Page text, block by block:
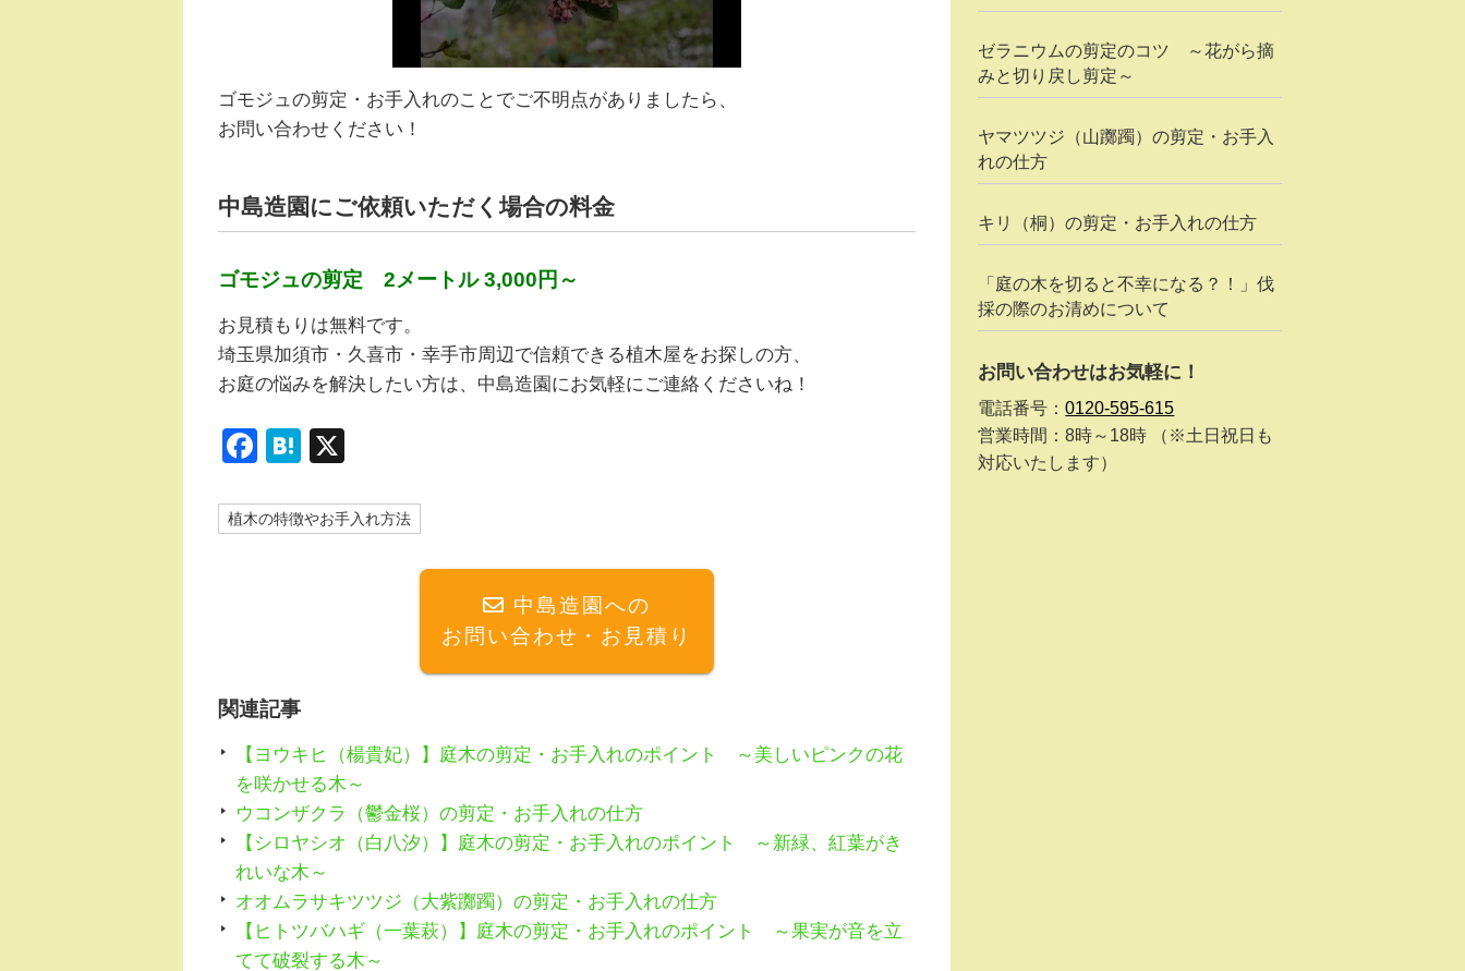
ゴモジュの剪定・お手入れのことでご不明点がありましたら、
お問い合わせください！
中島造園にご依頼いただく場合の料金
ゴモジュの剪定 2メートル 3,000円～
お見積もりは無料です。
埼玉県加須市・久喜市・幸手市周辺で信頼できる植木屋をお探しの方、
お庭の悩みを解決したい方は、中島造園にお気軽にご連絡くださいね！
F
c
k
H
e
植木の特徴やお手入れ方法
中島造園への
お問い合わせ・お見積り
関連記事
【ヨウキヒ（楊貴妃）】庭木の剪定・お手入れのポイント ～美しいピンクの花
を咲かせる木～
ウコンザクラ（鬱金桜）の剪定・お手入れの仕方
【シロヤシオ（白八汐）】庭木の剪定・お手入れのポイント ～新緑、紅葉がき
れいな木～
オオムラサキツツジ（大紫躑躅）の剪定・お手入れの仕方
【ヒトツバハギ（一葉萩）】庭木の剪定・お手入れのポイント ～果実が音を立
てて破裂する木～
ゼラニウムの剪定のコツ ～花がら摘
みと切り戻し剪定～
ヤマツツジ（山躑躅）の剪定・お手入
れの仕方
キリ（桐）の剪定・お手入れの仕方
「庭の木を切ると不幸になる？！」伐
採の際のお清めについて
お問い合わせはお気軽に！
電話番号：0120-595-615
営業時間：8時～18時 （※土日祝日も
対応いたします）